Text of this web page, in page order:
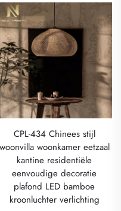
CPL-434 Chinees stijl
woonvilla woonkamer eetzaal
kantine residentiële
eenvoudige decoratie
plafond LED bamboe
kroonluchter verlichting